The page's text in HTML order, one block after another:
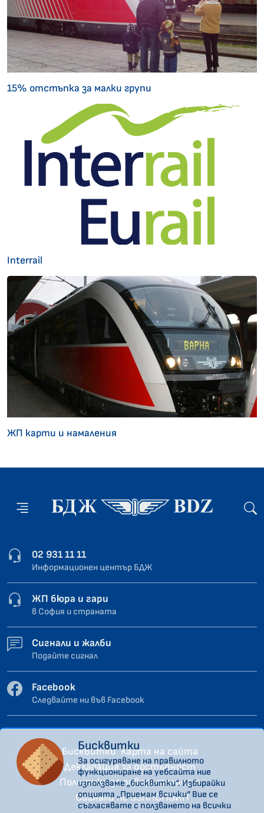
15% отстъпка за малки групи
Interrail
ЖП карти и намаления
02 931 11 11
Информационен център БДЖ
ЖП бюра и гари
в София и страната
Сигнали и жалби
Подайте сигнал
Facebook
Следвайте ни във Facebook
Бисквитки Карта на сайта
Декларация за достъпност
Политика за поверителност
Сигнали по ЗЗЛПСПОИН
Бисквитки
За осигуряване на правилното
функциониране на уебсайта ние
използваме „бисквитки“. Избирайки
опцията „Приемам всички“ Вие се
съгласявате с ползването на всички